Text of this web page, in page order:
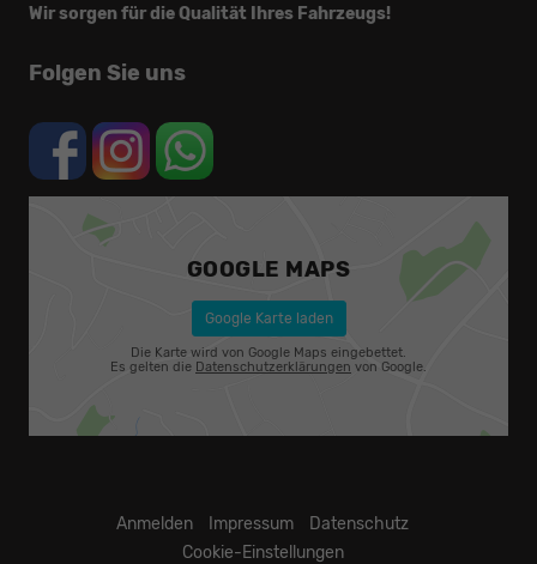
Wir sorgen für die Qualität Ihres Fahrzeugs!
Folgen Sie uns
GOOGLE MAPS
Google Karte laden
Die Karte wird von Google Maps eingebettet.
Es gelten die Datenschutzerklärungen von Google.
Anmelden Impressum
Datenschutz
Cookie-Einstellungen